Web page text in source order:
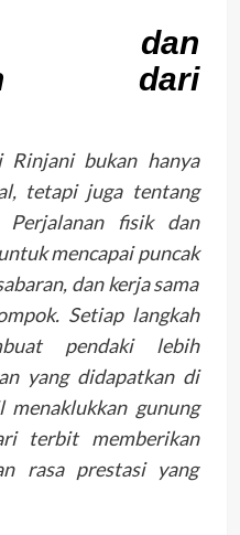
dan
dari
Rinjani bukan hanya
tetapi juga tentang
fisik dan
mencapai puncak
dan kerja sama
Setiap langkah
pendaki lebih
yang didapatkan di
menaklukkan gunung
terbit memberikan
rasa prestasi yang